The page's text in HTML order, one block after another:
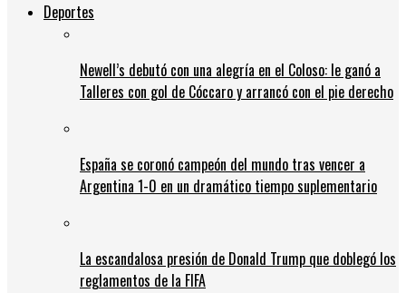
Deportes
Newell’s debutó con una alegría en el Coloso: le ganó a
Talleres con gol de Cóccaro y arrancó con el pie derecho
España se coronó campeón del mundo tras vencer a
Argentina 1-0 en un dramático tiempo suplementario
La escandalosa presión de Donald Trump que doblegó los
reglamentos de la FIFA